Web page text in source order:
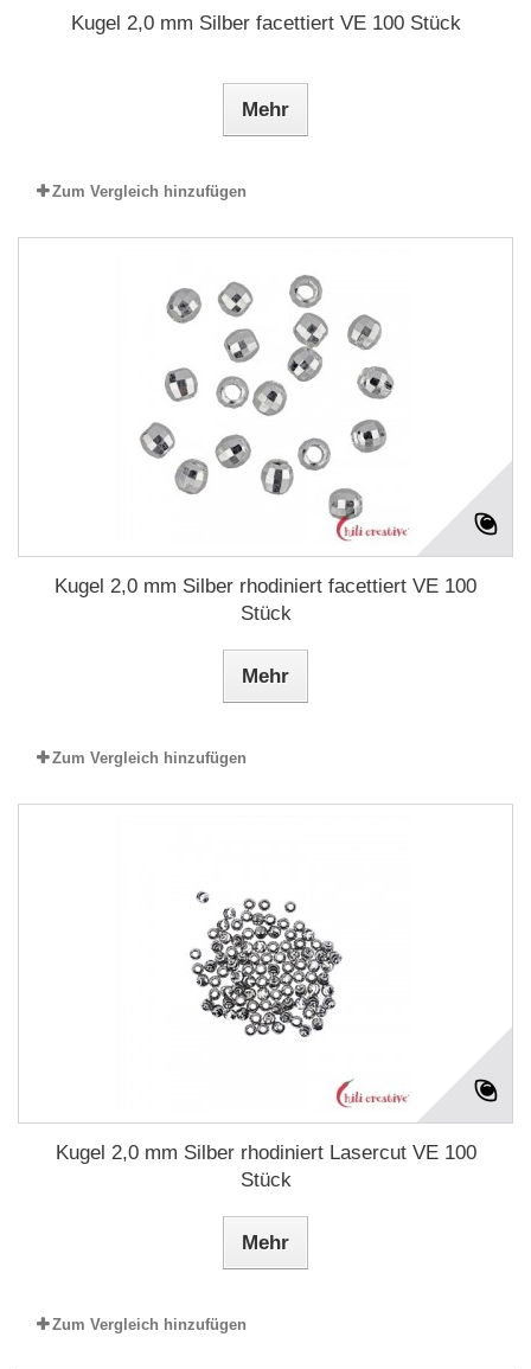
Kugel 2,0 mm Silber facettiert VE 100 Stück
Mehr
Zum Vergleich hinzufügen
Kugel 2,0 mm Silber rhodiniert facettiert VE 100
Stück
Mehr
Zum Vergleich hinzufügen
Kugel 2,0 mm Silber rhodiniert Lasercut VE 100
Stück
Mehr
Zum Vergleich hinzufügen